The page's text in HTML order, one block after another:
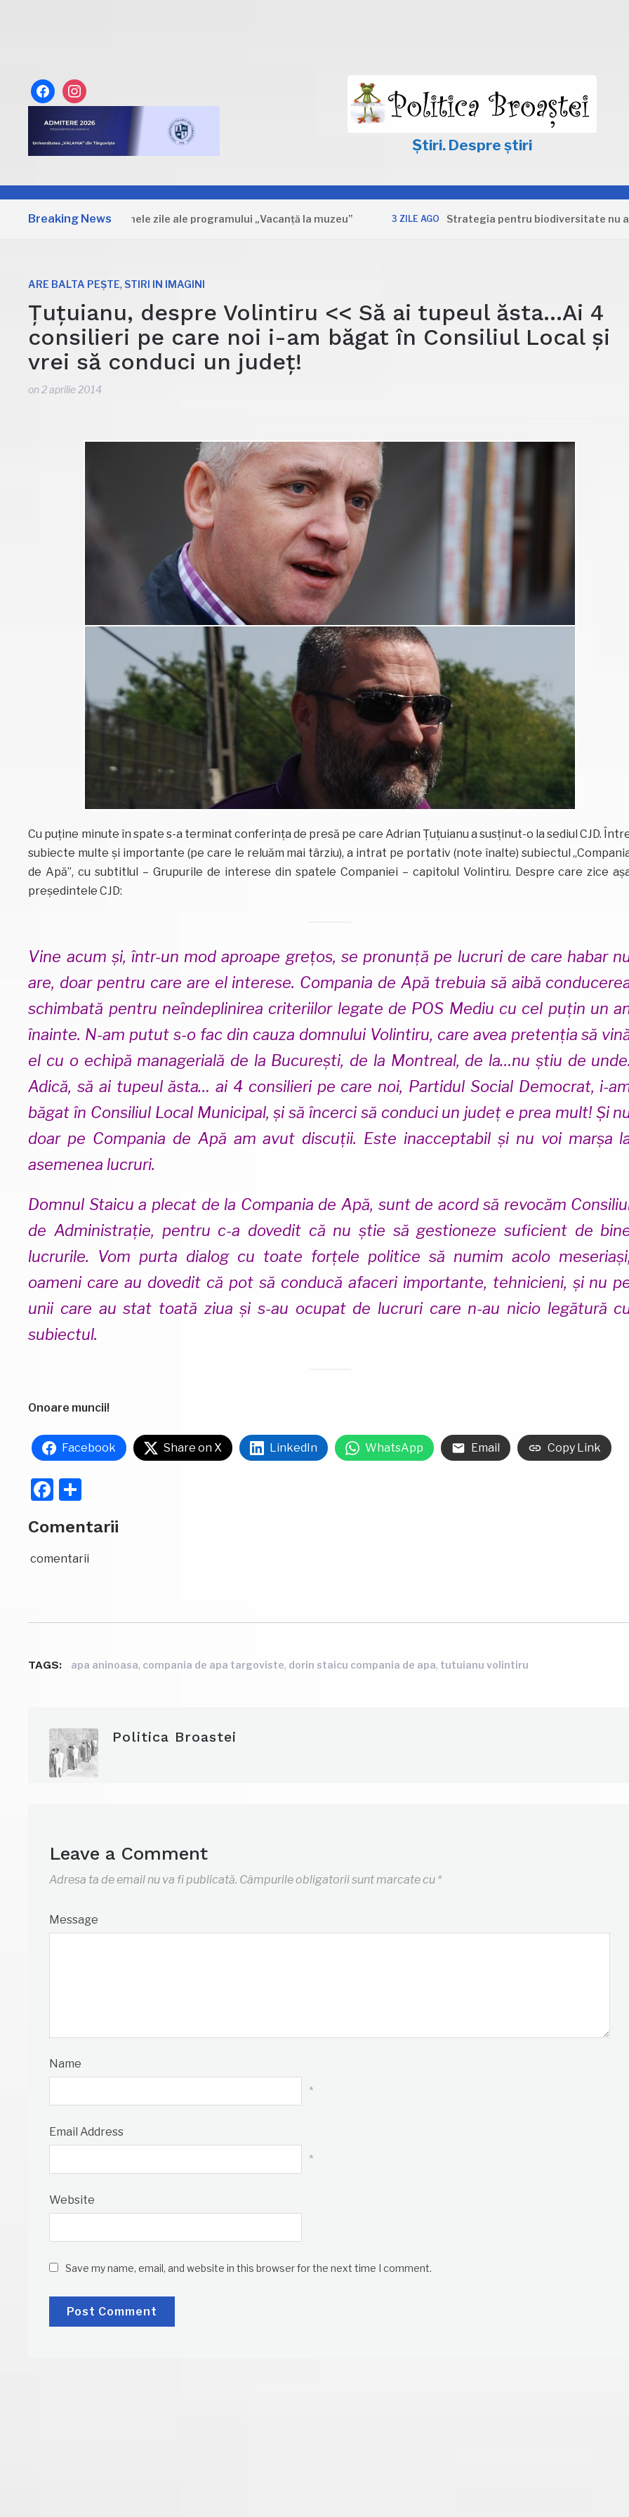
facebookinstagram
Știri. Despre știri
Breaking News
Dâmbovița: Primele zile ale programului „Vacanță la muzeu” 3 ZILE AGO Strategia pentru biodiversitate nu apără
ARE BALTA PEȘTE, STIRI IN IMAGINI
Țuțuianu, despre Volintiru << Să ai tupeul ăsta...Ai 4
consilieri pe care noi i-am băgat în Consiliul Local și
vrei să conduci un județ!
on 2 aprilie 2014
Cu puține minute în spate s-a terminat conferința de presă pe care Adrian Țuțuianu a susținut-o la sediul CJD.
subiecte multe și importante (pe care le reluăm mai târziu), a intrat pe portativ (note înalte) subiectul
de Apă”, cu subtitlul – Grupurile de interese din spatele Companiei – capitolul Volintiru. Despre care zice
președintele CJD:
Vine acum și, într-un mod aproape grețos, se pronunță pe lucruri de care habar
are, doar pentru care are el interese. Compania de Apă trebuia să aibă
schimbată pentru neîndeplinirea criteriilor legate de POS Mediu cu cel puțin un
înainte. N-am putut s-o fac din cauza domnului Volintiru, care avea pretenția să
el cu o echipă managerială de la București, de la Montreal, de la…nu știu de
Adică, să ai tupeul ăsta… ai 4 consilieri pe care noi, Partidul Social Democrat, i-
băgat în Consiliul Local Municipal, și să încerci să conduci un județ e prea mult! Și
doar pe Compania de Apă am avut discuții. Este inacceptabil și nu voi marșa
asemenea lucruri.
Domnul Staicu a plecat de la Compania de Apă, sunt de acord să revocăm
de Administrație, pentru c-a dovedit că nu știe să gestioneze suficient de
lucrurile. Vom purta dialog cu toate forțele politice să numim acolo
oameni care au dovedit că pot să conducă afaceri importante, tehnicieni, și nu
unii care au stat toată ziua și s-au ocupat de lucruri care n-au nicio legătură
subiectul.
Onoare muncii!
Facebook Share on X LinkedIn WhatsApp Email Copy Link
Facebook
Comentarii
comentarii
TAGS: apa aninoasa, compania de apa targoviste, dorin staicu compania de apa, tutuianu volintiru
Politica Broastei
Leave a Comment
Adresa ta de email nu va fi publicată. Câmpurile obligatorii sunt marcate cu *
Message
Name
*
Email Address
*
Website
Save my name, email, and website in this browser for the next time I comment.